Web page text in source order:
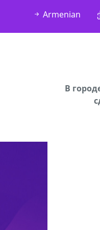
Armenian
В